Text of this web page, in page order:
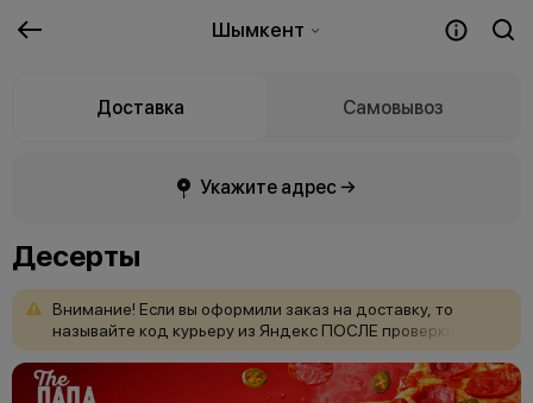
Шымкент
Доставка Самовывоз
Укажите адрес →
Десерты
Внимание! Если вы оформили заказ на доставку, то
называйте код курьеру из Яндекс ПОСЛЕ проверки
заказанацелостность.